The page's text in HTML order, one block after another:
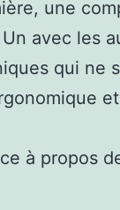
une
avec les
qui ne
à propos